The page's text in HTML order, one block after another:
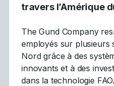
travers l’Amérique
The Gund Company
employés sur plusieurs
Nord grâce à des
innovants et à des
dans la technologie